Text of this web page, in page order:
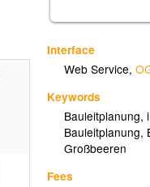
Interface
Web Service,
Keywords
Bauleitplanung,
Bauleitplanung,
Großbeeren
Fees